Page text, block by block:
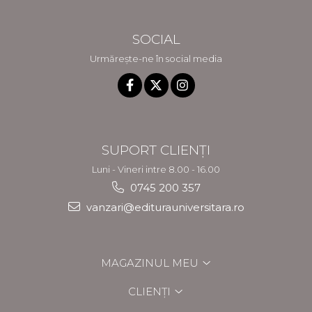
SOCIAL
Urmărește-ne în social media
SUPORT CLIENȚI
Luni - Vineri intre 8.00 - 16.00
0745 200 357
vanzari@editurauniversitara.ro
MAGAZINUL MEU
CLIENȚI